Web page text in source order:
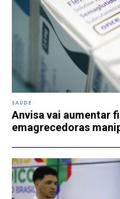
SAÚDE
Anvisa vai aumentar
emagrecedoras